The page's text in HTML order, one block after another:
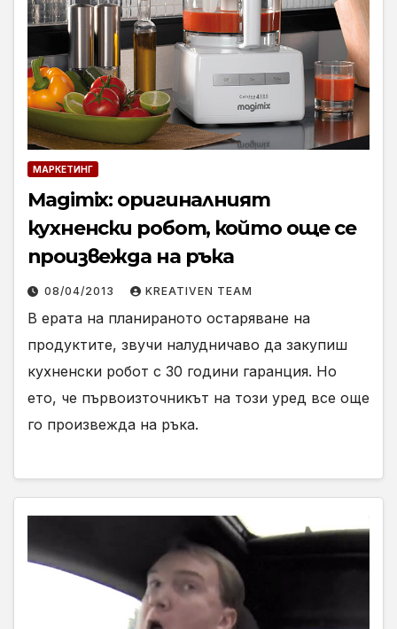
МАРКЕТИНГ
Magimix: оригиналният
кухненски робот, който още се
произвежда на ръка
08/04/2013 KREATIVEN TEAM
В ерата на планираното остаряване на
продуктите, звучи налудничаво да закупиш
кухненски робот с 30 години гаранция. Но
ето, че първоизточникът на този уред все още
го произвежда на ръка.